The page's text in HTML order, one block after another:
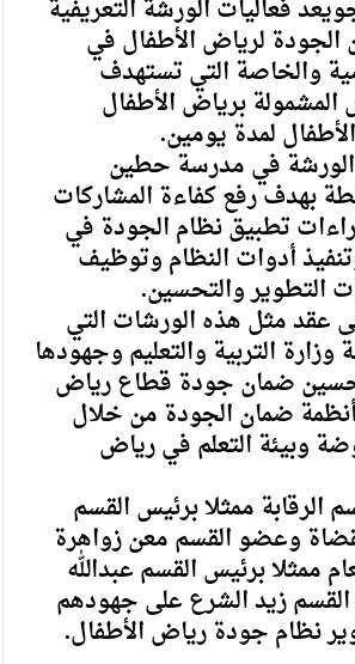
فعاليات الورشة التعريفية
لرياض الأطفال في
والخاصة التي تستهدف
برياض الأطفال
لمدة يومين.
في مدرسة حطين
بهدف رفع كفاءة المشاركات
تطبيق نظام الجودة في
أدوات النظام وتوظيف
التطوير والتحسين.
عقد مثل هذه الورشات التي
وزارة التربية والتعليم وجهودها
ضمان جودة قطاع رياض
أنظمة ضمان الجودة من خلال
وبيئة التعلم في رياض
ممثلا برئيس القسم
وعضو القسم معن زواهرة
ممثلا برئيس القسم عبدالله
زيد الشرع على جهودهم
نظام جودة رياض الأطفال.